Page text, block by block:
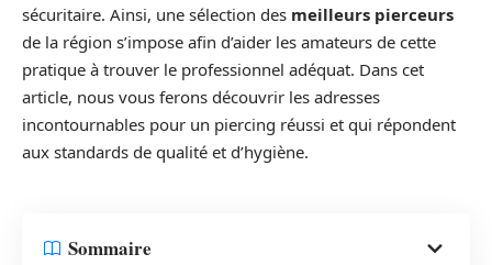
sécuritaire. Ainsi, une sélection des meilleurs pierceurs
de la région s’impose afin d’aider les amateurs de cette
pratique à trouver le professionnel adéquat. Dans cet
article, nous vous ferons découvrir les adresses
incontournables pour un piercing réussi et qui répondent
aux standards de qualité et d’hygiène.
Sommaire